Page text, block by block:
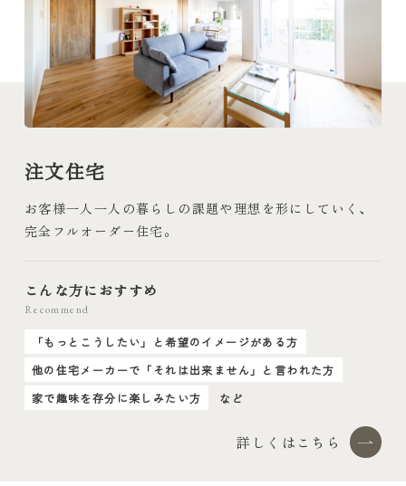
注文住宅
お客様一人一人の暮らしの課題や理想を形にしていく、
完全フルオーダー住宅。
こんな方におすすめ
Recommend
「もっとこうしたい」と希望のイメージがある方
他の住宅メーカーで「それは出来ません」と言われた方
家で趣味を存分に楽しみたい方
など
詳しくはこちら